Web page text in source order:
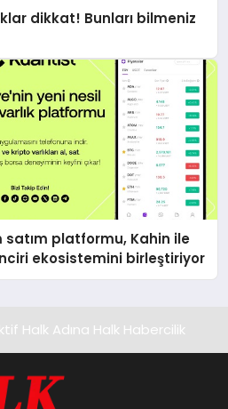
dikkat! Bunları bilmeniz
satım platformu, Kahin ile
ekosistemini birleştiriyor
Halk Adına Halk Habercilik